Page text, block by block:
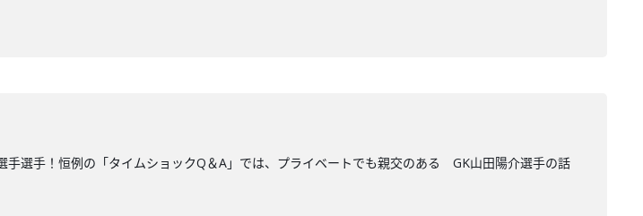
選手！恒例の「タイムショックQ＆A」では、プライベートでも親交のある GK山田陽介選手の話